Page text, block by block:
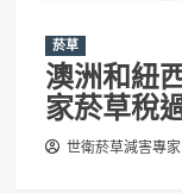
菸草
澳洲和紐
家菸草稅
世衛菸草減害專